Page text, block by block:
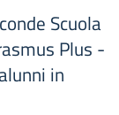
Scuola
Plus -
in